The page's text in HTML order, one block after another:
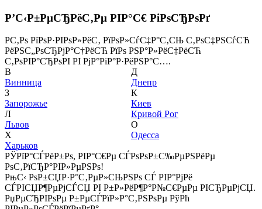
Р’С‹Р±РµСЂРёС‚Рµ РІР°С€ РіРѕСЂРѕРґ
Р­С‚Рѕ РїРѕР·РІРѕР»РёС‚ РїРѕР»СѓС‡Р°С‚СЊ С‚РѕС‡РЅСѓСЋ
РёРЅС„РѕСЂРјР°С†РёСЋ РїРѕ РЅР°Р»РёС‡РёСЋ
С‚РѕРІР°СЂРѕРІ РІ РјР°РіР°Р·РёРЅР°С….
В
Винница
З
Запорожье
Л
Львов
Х
Харьков
Д
Днепр
К
Киев
Кривой Рог
О
Одесса
РЎРїР°СЃРёР±Рѕ, РІР°С€Рµ СЃРѕРѕР±С‰РµРЅРёРµ
РѕС‚РїСЂР°РІР»РµРЅРѕ!
РњС‹ РѕР±СЏР·Р°С‚РµР»СЊРЅРѕ СЃ РІР°РјРё
СЃРІСЏР¶РµРјСЃСЏ РІ Р±Р»РёР¶Р°Р№С€РµРµ РІСЂРµРјСЏ.
РџРµСЂРІРѕРµ Р±РµСЃРїР»Р°С‚РЅРѕРµ РўРћ